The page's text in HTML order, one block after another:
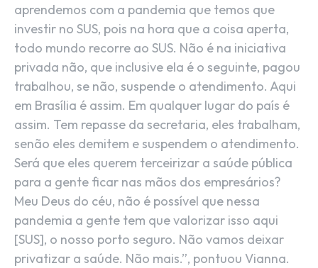
aprendemos com a pandemia que temos que
investir no SUS, pois na hora que a coisa aperta,
todo mundo recorre ao SUS. Não é na iniciativa
privada não, que inclusive ela é o seguinte, pagou
trabalhou, se não, suspende o atendimento. Aqui
em Brasília é assim. Em qualquer lugar do país é
assim. Tem repasse da secretaria, eles trabalham,
senão eles demitem e suspendem o atendimento.
Será que eles querem terceirizar a saúde pública
para a gente ficar nas mãos dos empresários?
Meu Deus do céu, não é possível que nessa
pandemia a gente tem que valorizar isso aqui
[SUS], o nosso porto seguro. Não vamos deixar
privatizar a saúde. Não mais.”, pontuou Vianna.